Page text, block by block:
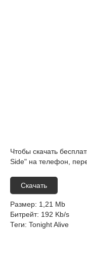
Чтобы скачать
Side" на телефон,
Скачать
Размер: 1,21 Mb
Битрейт: 192 Kb/s
Теги: Tonight Alive